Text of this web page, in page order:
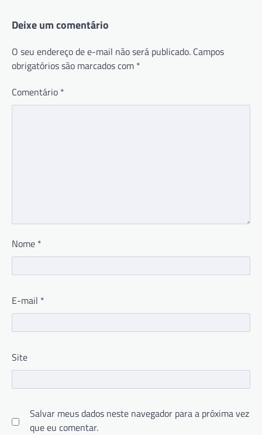
Deixe um comentário
O seu endereço de e-mail não será publicado. Campos
obrigatórios são marcados com *
Comentário *
Nome *
E-mail *
Site
Salvar meus dados neste navegador para a próxima vez
que eu comentar.